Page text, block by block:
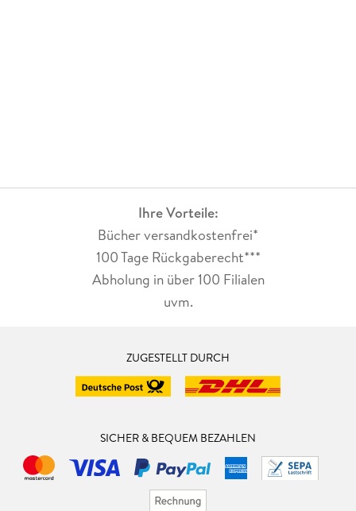
Ihre Vorteile:
Bücher versandkostenfrei*
100 Tage Rückgaberecht***
Abholung in über 100 Filialen
uvm.
ZUGESTELLT DURCH
SICHER & BEQUEM BEZAHLEN